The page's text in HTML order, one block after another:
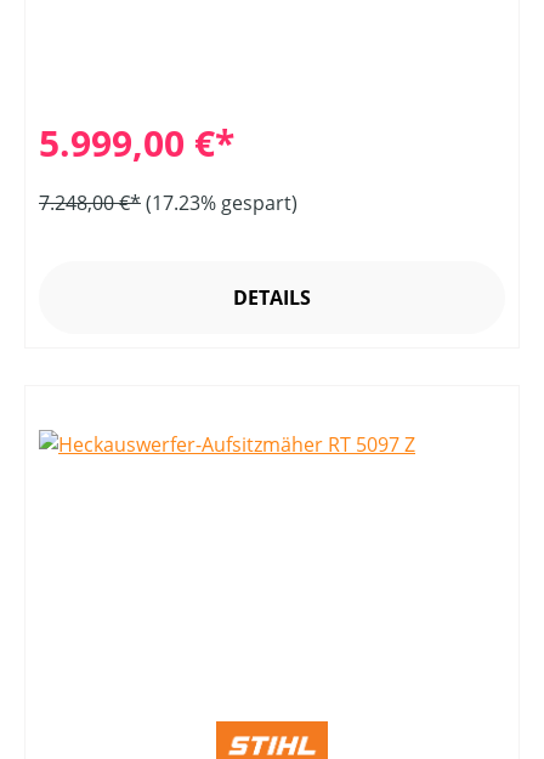
5.999,00 €*
7.248,00 €*(17.23% gespart)
DETAILS